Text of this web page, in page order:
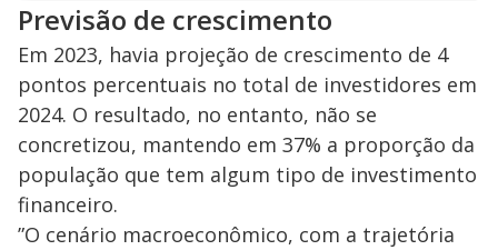
Previsão de crescimento
Em 2023, havia projeção de crescimento de 4
pontos percentuais no total de investidores em
2024. O resultado, no entanto, não se
concretizou, mantendo em 37% a proporção da
população que tem algum tipo de investimento
financeiro.
”O cenário macroeconômico, com a trajetória